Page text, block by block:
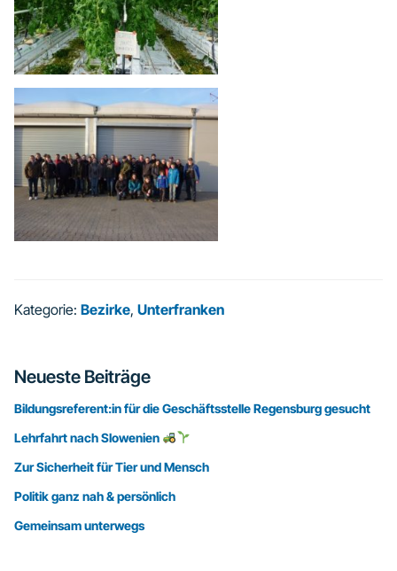
Kategorie: Bezirke, Unterfranken
Seitenspalte
Neueste Beiträge
Bildungsreferent:in für die Geschäftsstelle Regensburg gesucht
Lehrfahrt nach Slowenien
Zur Sicherheit für Tier und Mensch
Politik ganz nah & persönlich
Gemeinsam unterwegs